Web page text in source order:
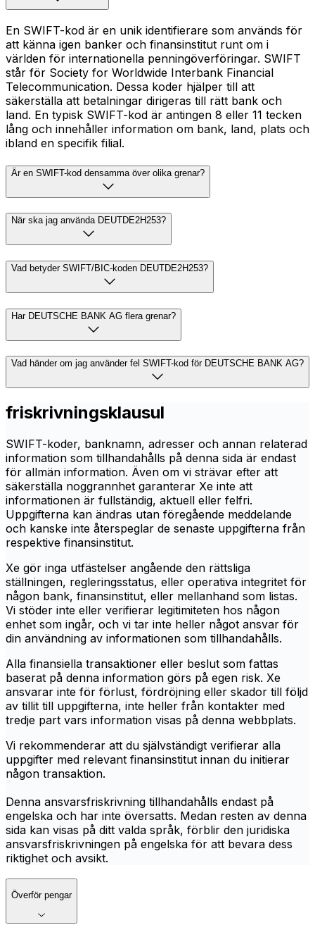
En SWIFT-kod är en unik identifierare som används för
att känna igen banker och finansinstitut runt om i
världen för internationella penningöverföringar. SWIFT
står för Society for Worldwide Interbank Financial
Telecommunication. Dessa koder hjälper till att
säkerställa att betalningar dirigeras till rätt bank och
land. En typisk SWIFT-kod är antingen 8 eller 11 tecken
lång och innehåller information om bank, land, plats och
ibland en specifik filial.
Är en SWIFT-kod densamma över olika grenar?
När ska jag använda DEUTDE2H253?
Vad betyder SWIFT/BIC-koden DEUTDE2H253?
Har DEUTSCHE BANK AG flera grenar?
Vad händer om jag använder fel SWIFT-kod för DEUTSCHE BANK AG?
friskrivningsklausul
SWIFT-koder, banknamn, adresser och annan relaterad
information som tillhandahålls på denna sida är endast
för allmän information. Även om vi strävar efter att
säkerställa noggrannhet garanterar Xe inte att
informationen är fullständig, aktuell eller felfri.
Uppgifterna kan ändras utan föregående meddelande
och kanske inte återspeglar de senaste uppgifterna från
respektive finansinstitut.
Xe gör inga utfästelser angående den rättsliga
ställningen, regleringsstatus, eller operativa integritet för
någon bank, finansinstitut, eller mellanhand som listas.
Vi stöder inte eller verifierar legitimiteten hos någon
enhet som ingår, och vi tar inte heller något ansvar för
din användning av informationen som tillhandahålls.
Alla finansiella transaktioner eller beslut som fattas
baserat på denna information görs på egen risk. Xe
ansvarar inte för förlust, fördröjning eller skador till följd
av tillit till uppgifterna, inte heller från kontakter med
tredje part vars information visas på denna webbplats.
Vi rekommenderar att du självständigt verifierar alla
uppgifter med relevant finansinstitut innan du initierar
någon transaktion.
Denna ansvarsfriskrivning tillhandahålls endast på
engelska och har inte översatts. Medan resten av denna
sida kan visas på ditt valda språk, förblir den juridiska
ansvarsfriskrivningen på engelska för att bevara dess
riktighet och avsikt.
Överför pengar